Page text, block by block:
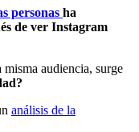
personas ha
de ver Instagram
audiencia, surge
análisis de la